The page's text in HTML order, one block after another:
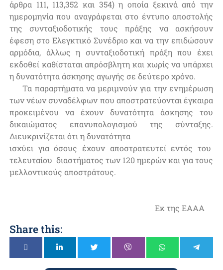
άρθρα 111, 113,352 και 354) η οποία ξεκινά από την
ημερομηνία που αναγράφεται στο έντυπο αποστολής
της συνταξιοδοτικής τους πράξης να ασκήσουν
έφεση στο Ελεγκτικό Συνέδριο και να την επιδώσουν
αρμόδια, άλλως η συνταξιοδοτική πράξη που έχει
εκδοθεί καθίσταται απρόσβλητη και χωρίς να υπάρχει
η δυνατότητα άσκησης αγωγής σε δεύτερο χρόνο.
Τα παραρτήματα να μεριμνούν για την ενημέρωση
των νέων συναδέλφων που αποστρατεύονται έγκαιρα
προκειμένου να έχουν δυνατότητα άσκησης του
δικαιώματος επανυπολογισμού της σύνταξης.
Διευκρινίζεται ότι η δυνατότητα
ισχύει για όσους έχουν αποστρατευτεί εντός του
τελευταίου διαστήματος των 120 ημερών και για τους
μελλοντικούς αποστράτους.
Εκ της ΕΑΑΑ
Share this: